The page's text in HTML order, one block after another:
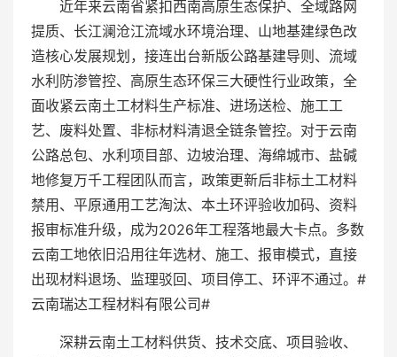
近年来云南省紧扣西南高原生态保护、全域路网
提质、长江澜沧江流域水环境治理、山地基建绿色改
造核心发展规划，接连出台新版公路基建导则、流域
水利防渗管控、高原生态环保三大硬性行业政策，全
面收紧云南土工材料生产标准、进场送检、施工工
艺、废料处置、非标材料清退全链条管控。对于云南
公路总包、水利项目部、边坡治理、海绵城市、盐碱
地修复万千工程团队而言，政策更新后非标土工材料
禁用、平原通用工艺淘汰、本土环评验收加码、资料
报审标准升级，成为2026年工程落地最大卡点。多数
云南工地依旧沿用往年选材、施工、报审模式，直接
出现材料退场、监理驳回、项目停工、环评不通过。#
云南瑞达工程材料有限公司#
深耕云南土工材料供货、技术交底、项目验收、